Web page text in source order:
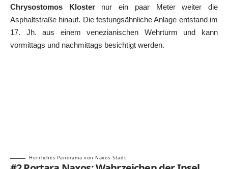
Chrysostomos Klosternur ein paar Meter weiter die
Asphaltstraße hinauf. Die festungsähnliche Anlage entstand im
17. Jh. aus einem venezianischen Wehrturm und kann
vormittags und nachmittags besichtigt werden.
Herrliches Panorama von Naxos-Stadt